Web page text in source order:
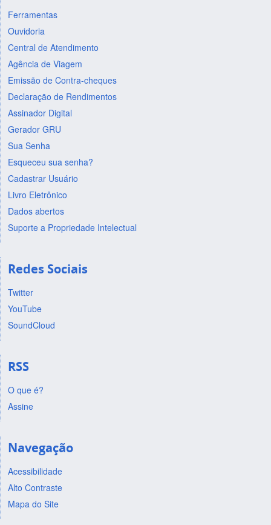
Ferramentas
Ouvidoria
Central de Atendimento
Agência de Viagem
Emissão de Contra-cheques
Declaração de Rendimentos
Assinador Digital
Gerador GRU
Sua Senha
Esqueceu sua senha?
Cadastrar Usuário
Livro Eletrônico
Dados abertos
Suporte a Propriedade Intelectual
Redes Sociais
Twitter
YouTube
SoundCloud
RSS
O que é?
Assine
Navegação
Acessibilidade
Alto Contraste
Mapa do Site